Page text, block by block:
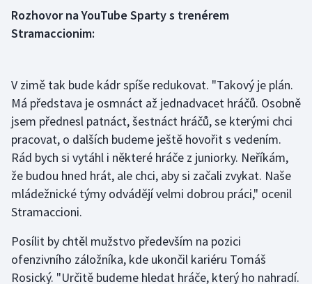
Parasport
Plážový volejbal
Ragby
Rychlobruslení
Rychlostní kanoistika
Sportovní střelba
Rozhovor na YouTube Sparty s trenérem
Stramaccionim:
V zimě tak bude kádr spíše redukovat. "Takový je plán.
Má představa je osmnáct až jednadvacet hráčů. Osobně
jsem přednesl patnáct, šestnáct hráčů, se kterými chci
pracovat, o dalších budeme ještě hovořit s vedením.
Rád bych si vytáhl i některé hráče z juniorky. Neříkám,
že budou hned hrát, ale chci, aby si začali zvykat. Naše
mládežnické týmy odvádějí velmi dobrou práci," ocenil
Stramaccioni.
Posílit by chtěl mužstvo především na pozici
ofenzivního záložníka, kde ukončil kariéru Tomáš
Rosický. "Určitě budeme hledat hráče, který ho nahradí.